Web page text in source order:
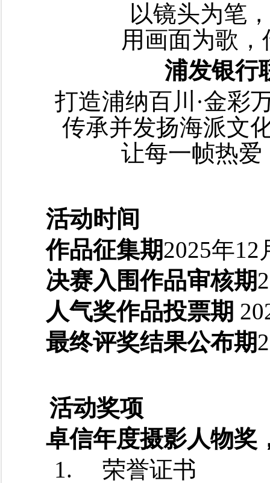
以镜头为笔
用画面为歌
浦发银行
打造浦纳百川·金彩
传承并发扬海派文
让每一帧热
活动时间
作品征集期2025年12
决赛入围作品审核期
人气奖作品投票期
最终评奖结果公布期
活动奖项
卓信年度摄影人物奖
1.
荣誉证书